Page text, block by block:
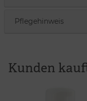
Pflegehinweis
Kunden